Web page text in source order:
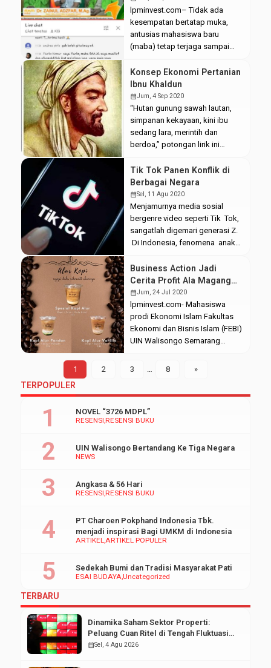
paling bisa kita lihat dari laman
cnbcindonesia.com yaitu nilai
tukar dolar terhadap rupiah
kembali tergelincir di angka Rp
14/09/2020). Berlakunya Work
[…]
lpminvest.com– Tidak ada
kesempatan bertatap muka,
antusias mahasiswa baru
(maba) tetap terjaga sampai
Akademik dan Kemahasiswaan
(PBAK). Hal ini bisa disaksikan
di kanal youtube DEMA UIN
Walisongo maupun DEMA
Fakultas masing-masing. Rabu,
(9/9/2020). Tidak ada tata tertib
perihal keaslian akun yang harus
PBAK. “Terkait keharusan tidak
ada, karena […]
Konsep Ekonomi Pertanian
Ibnu Khaldun
calendar_monthJum, 4 Sep 2020
“Hutan gunung sawah lautan,
simpanan kekayaan, kini ibu
sedang lara, merintih dan
berdoa,” potongan lirik ini
menggambarkan kondisi
negara saat ini. Kepiluan nasib
pertanian kian menyayat kalbu.
Bagaimana tidak, saat ini jumlah
petani banyak yang masuk ke
usia tua dan minim sekali dari
kalangan milenial. Tentu ini akan
produktivitas pangan. Jauh […]
Tik Tok Panen Konflik di
Berbagai Negara
calendar_monthSel, 11 Agu 2020
Menjamurnya media sosial
bergenre video seperti Tik Tok,
sangatlah digemari generasi Z.
Di Indonesia, fenomena anak
aplikasi ini menunjukkan
antusiasme yang sangat masif.
Tik Tok merupakan produk
yang diinisiasi oleh Zhang
Yiming, lulusan software
Engineer dari Universitas
Nankai yang mendirikan
Business Action Jadi
Cerita Profit Ala Magang
Mahasiswa Prodi EI
calendar_monthJum, 24 Jul 2020
lpminvest.com- Mahasiswa
prodi Ekonomi Islam Fakultas
Ekonomi dan Bisnis Islam (FEBI)
UIN Walisongo Semarang
Praktik Pengalaman Lapangan
alternatif tugas pengganti PPL
ini, akan tetapi business
diketahui perkembangannya.
[…]
1 2 3 … 8 »
TERPOPULER
RESENSI RESENSI BUKU
NOVEL “3726 MDPL”
NEWS
UIN Walisongo Bertandang Ke Tiga Negara
RESENSI RESENSI BUKU
Angkasa & 56 Hari
ARTIKELARTIKEL POPULER
PT Charoen Pokphand Indonesia Tbk.
menjadi inspirasi Bagi UMKM di Indonesia
ESAI BUDAYAUncategorized
Sedekah Bumi dan Tradisi Masyarakat Pati
TERBARU
Dinamika Saham Sektor Properti:
Peluang Cuan Ritel di Tengah Fluktuasi
Pasar Modal
calendar_monthSel, 4 Agu 2026